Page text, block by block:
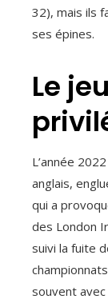
32), mais ils
ses épines.
Le
L’année
anglais,
qui a
des London
suivi la fuite
souvent avec